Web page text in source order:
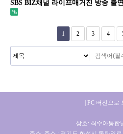
SBS BIZ채널 라이프매거진 방송 출
1 2 3 4
| PC 버전으로
상호: 최수아통합